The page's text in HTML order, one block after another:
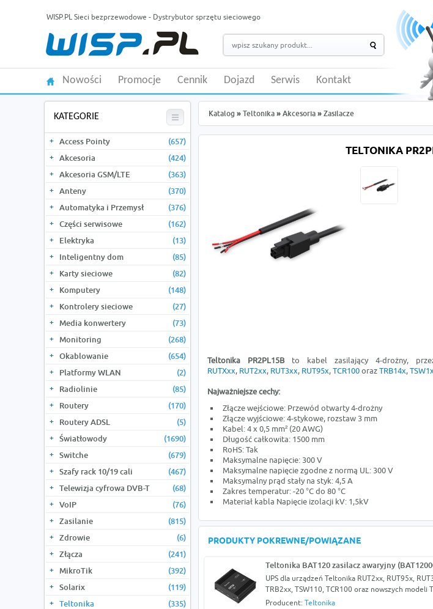
WISP.PL Sieci bezprzewodowe - Dystrybutor sprzętu sieciowego
Nowości Promocje Cennik Dojazd Serwis Kontakt
KATEGORIE
Access Pointy
(657)
Akcesoria
(424)
Akcesoria GSM/LTE
(363)
Anteny
(370)
Automatyka i Przemysł
(376)
Części serwisowe
(162)
Elektryka
(13)
Inteligentny dom
(85)
Karty sieciowe
(82)
Komputery
(148)
Kontrolery sieciowe
(27)
Media konwertery
(73)
Monitoring
(268)
Okablowanie
(654)
Platformy WLAN
(2)
Radiolinie
(85)
Routery
(170)
Routery ADSL
(5)
Światłowody
(1690)
Switche
(679)
Szafy rack 10/19 cali
(467)
Telewizja cyfrowa DVB-T
(68)
VoIP
(76)
Zasilanie
(815)
Zdrowie
(6)
Złącza
(241)
MikroTik
(392)
Solarix
(119)
Teltonika
(335)
Katalog » Teltonika » Akcesoria » Zasilacze
TELTONIKA
Teltonika PR2PL15Bto kabel zasilający 4-drożny,
RUTXxx, RUT2xx, RUT3xx, RUT95x,TCR100orazTRB14x,
Najważniejsze cechy:
Złącze wejściowe: Przewód otwarty 4-drożny
Złącze wyjściowe: 4-stykowe, rozstaw 3 mm
Kabel: 4 x 0,5 mm² (20 AWG)
Długość całkowita: 1500 mm
RoHS: Tak
Maksymalne napięcie: 300 V
Maksymalne napięcie zgodne z normą UL: 300 V
Maksymalny prąd stały na styk: 4,5 A
Zakres temperatur: -20 °C do 80 °C
Materiał kabla Napięcie izolacji kV: 1,5kV
PRODUKTY POKREWNE/POWIĄZANE
Teltonika BAT120 zasilacz awaryjny
UPS dla urządzeń Teltonika RUT2xx, RUT95x,
TRB2xx, TSW110, TCR100 oraz nowszych modeli
Producent: Teltonika